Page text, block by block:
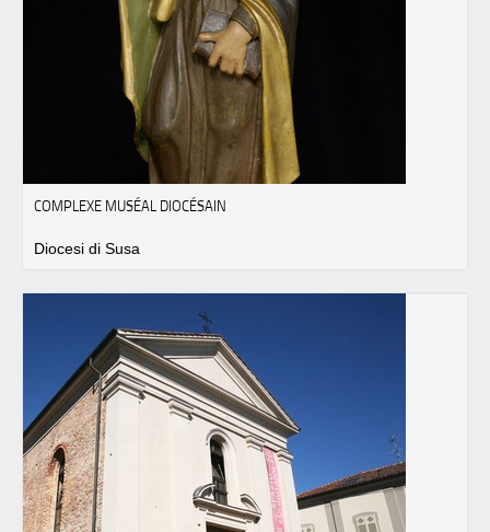
COMPLEXE MUSÉAL DIOCÉSAIN
Diocesi di Susa